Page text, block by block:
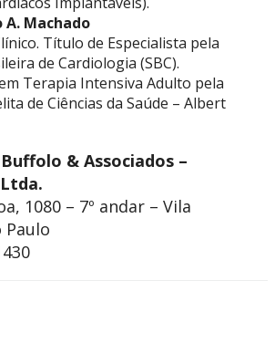
A. Machado
Título de Especialista pela
de Cardiologia (SBC).
Terapia Intensiva Adulto pela
de Ciências da Saúde – Albert
& Associados –
1080 – 7º andar – Vila
Paulo